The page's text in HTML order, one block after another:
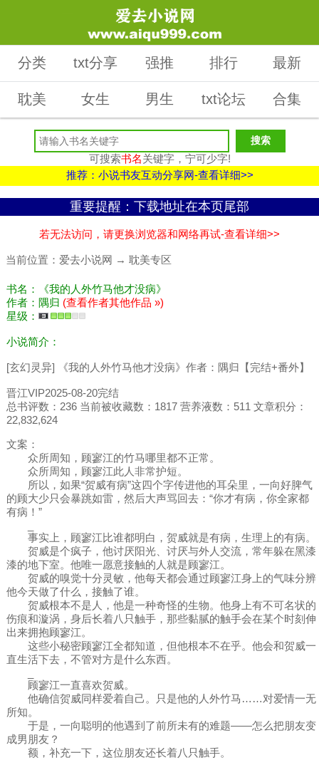
分类 txt分享 强推 排行 最新
耽美 女生 男生 txt论坛 合集
可搜索书名关键字，宁可少字!
推荐：小说书友互动分享网-查看详细>>
重要提醒：下载地址在本页尾部
若无法访问，请更换浏览器和网络再试-查看详细>>
当前位置： 爱去小说网 → 耽美专区
书名：《我的人外竹马他才没病》
作者：隅归 (查看作者其他作品 »)
星级：
小说简介：
[玄幻灵异] 《我的人外竹马他才没病》作者：隅归【完结+番外】
晋江VIP2025-08-20完结
总书评数：236 当前被收藏数：1817 营养液数：511 文章积分：
22,832,624
文案：
众所周知，顾寥江的竹马哪里都不正常。
众所周知，顾寥江此人非常护短。
所以，如果“贺威有病”这四个字传进他的耳朵里，一向好脾气
的顾大少只会暴跳如雷，然后大声骂回去：“你才有病，你全家都
有病！”
事实上，顾寥江比谁都明白，贺威就是有病，生理上的有病。
贺威是个疯子，他讨厌阳光、讨厌与外人交流，常年躲在黑漆
漆的地下室。他唯一愿意接触的人就是顾寥江。
贺威的嗅觉十分灵敏，他每天都会通过顾寥江身上的气味分辨
他今天做了什么，接触了谁。
贺威根本不是人，他是一种奇怪的生物。他身上有不可名状的
伤痕和漩涡，身后长着八只触手，那些黏腻的触手会在某个时刻伸
出来拥抱顾寥江。
这些小秘密顾寥江全都知道，但他根本不在乎。他会和贺威一
直生活下去，不管对方是什么东西。
顾寥江一直喜欢贺威。
他确信贺威同样爱着自己。只是他的人外竹马……对爱情一无
所知。
于是，一向聪明的他遇到了前所未有的难题——怎么把朋友变
成男朋友？
额，补充一下，这位朋友还长着八只触手。